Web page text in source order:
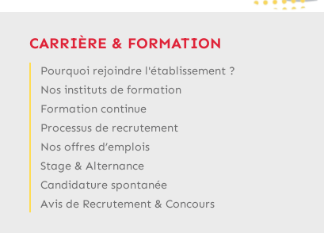
CARRIÈRE & FORMATION
Pourquoi rejoindre l'établissement ?
Nos instituts de formation
Formation continue
Processus de recrutement
Nos offres d’emplois
Stage & Alternance
Candidature spontanée
Avis de Recrutement & Concours